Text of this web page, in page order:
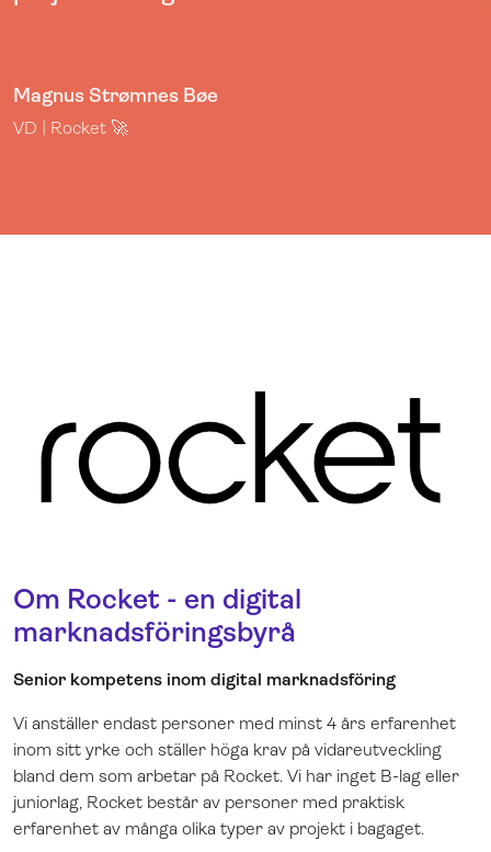
Magnus Strømnes Bøe
VD | Rocket 🚀
Om Rocket - en digital
marknadsföringsbyrå
Senior kompetens inom digital marknadsföring
Vi anställer endast personer med minst 4 års erfarenhet
inom sitt yrke och ställer höga krav på vidareutveckling
bland dem som arbetar på Rocket. Vi har inget B-lag eller
juniorlag, Rocket består av personer med praktisk
erfarenhet av många olika typer av projekt i bagaget.